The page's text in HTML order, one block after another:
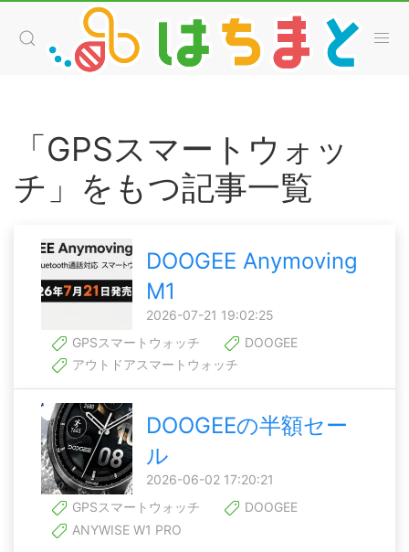
「GPSスマートウォッ
チ」をもつ記事一覧
DOOGEE Anymoving
M1
2026-07-21 19:02:25
GPSスマートウォッチ
DOOGEE
アウトドアスマートウォッチ
DOOGEEの半額セー
ル
2026-06-02 17:20:21
GPSスマートウォッチ
DOOGEE
ANYWISE W1 PRO